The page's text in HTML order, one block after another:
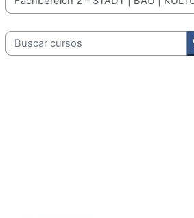
Categorías
Buscar cursos